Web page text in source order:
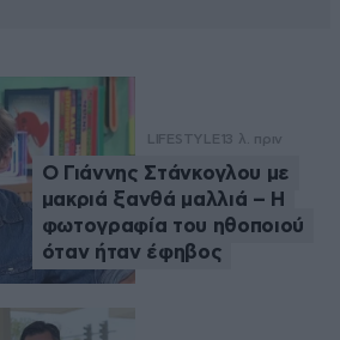
LIFESTYLE 13 λ. πριν
Ο Γιάννης Στάνκογλου με
μακριά ξανθά μαλλιά – Η
φωτογραφία του ηθοποιού
όταν ήταν έφηβος